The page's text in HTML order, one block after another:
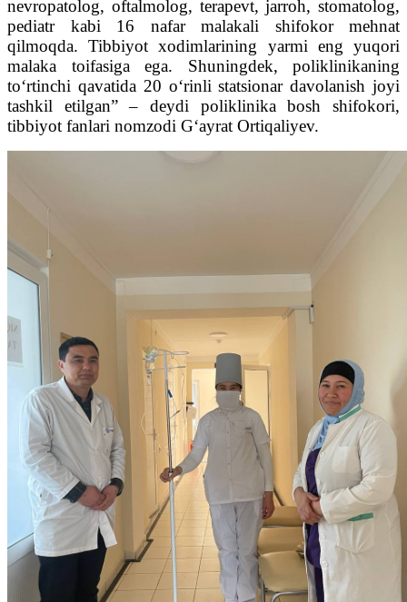
nevropatolog, oftalmolog, terapevt, jarroh, stomatolog,
pediatr kabi 16 nafar malakali shifokor mehnat
qilmoqda. Tibbiyot xodimlarining yarmi eng yuqori
malaka toifasiga ega. Shuningdek, poliklinikaning
to‘rtinchi qavatida 20 o‘rinli statsionar davolanish joyi
tashkil etilgan” – deydi poliklinika bosh shifokori,
tibbiyot fanlari nomzodi G‘ayrat Ortiqaliyev.